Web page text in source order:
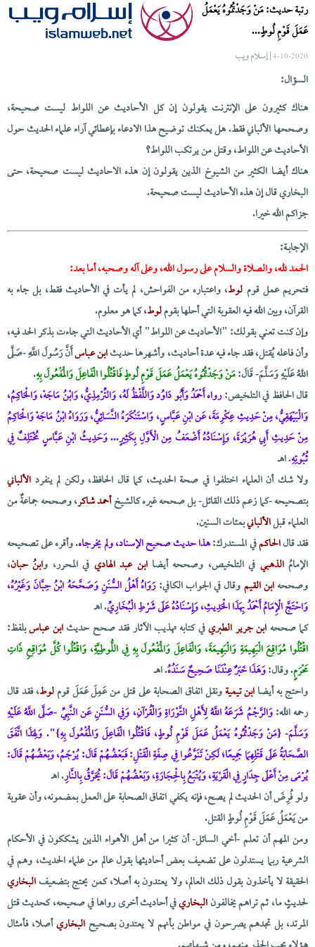
رتبة حديث: مَنْ وَجَدْتُمُوهُ يَعْمَلُ
عَمَلَ قَوْمِ لُوطٍ...
4-10-2020| إسلام ويب
السؤال:
هناك كثيرون على الإنترنت يقولون إن كل الأحاديث عن اللواط ليست صحيحة،
وصححها الألباني فقط. هل يمكنك توضيح هذا الادعاء بإعطائي آراء علماء الحديث حول
الأحاديث عن اللواط، وقتل من يرتكب اللواط؟
هناك أيضا الكثير من الشيوخ الذين يقولون إن هذه الاحاديث ليست صحيحة، حتى
البخاري قال إن هذه الأحاديث ليست صحيحة.
جزاكم الله خيرا.
الإجابــة:
الحمد لله، والصلاة والسلام على رسول الله، وعلى آله وصحبه، أما بعد:
فتحريم عمل قوم لوط، واعتباره من الفواحش، لم يأت في الأحاديث فقط، بل جاء به
القرآن، وبين الله فيه العقوبة التي أحلها بقوملوط، كما هو معلوم.
وإن كنت تعني بقولك: "الأحاديث عن اللواط" أي الأحاديث التي جاءت بذكر الحد فيه،
وأن فاعله يُقتل، فقد جاء فيه عدة أحاديث، وأشهرها حديثابن عباسأَنَّ رَسُولَ اللَّهِ -صَلَّى
اللهُ عَلَيْهِ وَسَلَّمَ- قَالَ:مَنْ وَجَدْتُمُوهُ يَعْمَلُ عَمَلَ قَوْمِ لُوطٍ فَاقْتُلُوا الْفَاعِلَ وَالْمَفْعُولَ بِهِ.
قال الحافظ في التلخيص:رواه أَحْمَدُ وَأَبُو دَاوُد وَاللَّفْظُ لَهُ، وَالتِّرْمِذِيُّ، وَابْنُ مَاجَهْ، وَالْحَاكِمُ،
وَالْبَيْهَقِيُّ، مِنْ حَدِيثِ عِكْرِمَةَ، عَن ابْنِ عَبَّاسٍ، وَاسْتَنْكَرَهُ النَّسَائِيُّ، وَرَوَاهُ ابْنُ مَاجَهْ وَالْحَاكِمُ
مِنْ حَدِيثِ أَبِي هُرَيْرَةَ، وَإِسْنَادُهُ أَضْعَفُ مِن الْأَوَّلِ بِكَثِيرٍ... وَحَدِيثُ ابْنِ عَبَّاسٍ مُخْتَلِفٌ فِي
ثُبُوتِهِ. اهــ
ولا شك أن العلماء اختلفوا في صحة الحديث، كما قال الحافظ، ولكن لم ينفرد الألباني
بتصحيحه -كما زعم ذلك القائل- بل صححه غيره كالشيخأحمد شاكر، وصححه جماعةٌ من
العلماء قبلالألبانيبمئات السنين.
فقد قالالحاكمفي المستدرك:هذا حديث صحيح الإسناد، ولم يخرجاه. وأقره على تصحيحه
الإمامُالذهبي في التلخيص، وصححه أيضاابن عبد الهادي في المحرر، وابنُ حبان،
وصححهابن القيموقال في الجواب الكافي:رَوَاهُ أَهْلُ السُّنَنِ وَصَحَّحَهُ ابْنُ حِبَّانَ وَغَيْرُهُ،
وَاحْتَجَّ الْإِمَامُ أَحْمَدُ بِهَذَا الْحَدِيثِ، وَإِسْنَادُهُ عَلَى شَرْطِ الْبُخَارِيِّ. اهـ
كما صححهابن جرير الطبريفي كتابه تهذيب الآثار فقد صحح حديثابن عباسبلفظ:
اقْتُلُوا مُوَاقِعَ الْبَهِيمَةِ وَالْبَهِيمَةَ، وَالْفَاعِلَ وَالْمَفْعُولَ بِهِ فِي اللُّوطِيَّةِ، وَاقْتُلُوا كُلَّ مُوَاقِعِ ذَاتِ
مَحْرَمٍ. وقال:وَهَذَا خَبَرٌ عِنْدَنَا صَحِيحٌ سَنَدُهُ. اهــ
واحتج به أيضاابن تيميةونقل اتفاق الصحابة على قتل من عَمِلَ عَمَلَ قوملوط، فقد قال
رحمه الله:وَالرَّجْمُ شَرَعَهُ اللَّهُ لِأَهْلِ التَّوْرَاةِ وَالْقُرْآنِ، وَفِي السُّنَنِ عَن النَّبِيِّ -صَلَّى اللَّهُ عَلَيْهِ
وَسَلَّمَ- {مَنْ وَجَدْتُمُوهُ يَعْمَلُ عَمَلَ قَوْمِ لُوطٍ، فَاقْتُلُوا الْفَاعِلَ وَالْمَفْعُولَ بِهِ}". وَلِهَذَا اتَّفَقَ
الصَّحَابَةُ عَلَى قَتْلِهِمَا جَمِيعًا؛ لَكِنْ تَنَوَّعُوا فِي صِفَةِ الْقَتْلِ: فَبَعْضُهُمْ قَالَ: يُرْجَمُ، وَبَعْضُهُمْ قَالَ:
يُرْمَى مِنْ أَعْلَى جِدَارٍ فِي الْقَرْيَةِ، وَيُتْبَعُ بِالْحِجَارَةِ، وَبَعْضُهُمْ قَالَ: يُحَرَّقُ بِالنَّارِ. اهـ
ولو فُرِضَ أن الحديث لم يصح، فإنه يكفي اتفاق الصحابة على العمل بمضمونه، وأن عقوبة
من يَعْمَلُ عَمَلَ قَوْمِ لُوطٍ القتل.
ومن المهم أن تعلم -أخي السائل- أن كثيرا من أهل الأهواء الذين يشككون في الأحكام
الشرعية ربما يستدلون على تضعيف بعض أحاديثها بقول عالم من علماء الحديث، وهم في
الحقيقة لا يأخذون بقول ذلك العالم، ولا يعتدون به أصلا، كمن يحتج بتضعيفالبخاري
لحديثٍ ما، ثم تراهم يخالفونالبخاريفي أحاديث أخرى رواها في صحيحه، كحديث قتل
المرتد، بل تجدهم يصرحون في مواطن بأنهم لا يعتدون بصحيحالبخاريأصلا، فأمثال